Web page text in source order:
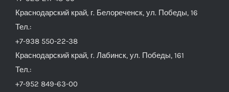
Краснодарский край, г. Белореченск, ул. Победы, 16
Тел.:
+7-938 550-22-38
Краснодарский край, г. Лабинск, ул. Победы, 161
Тел.:
+7-952 849-63-00